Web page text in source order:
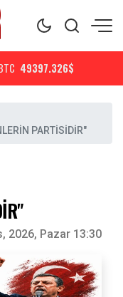
49397.326$
PARTİSİDİR"
2026, Pazar 13:30